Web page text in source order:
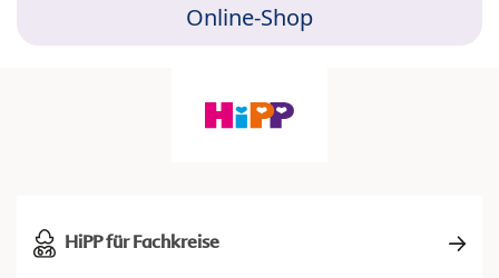
Online-Shop
HiPP für Fachkreise